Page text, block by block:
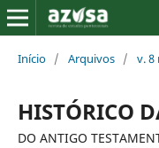
Início / Arquivos / v. 8
HISTÓRICO
DO ANTIGO